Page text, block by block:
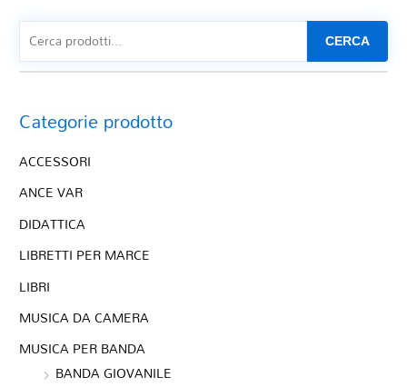
CERCA
Categorie prodotto
ACCESSORI
ANCE VAR
DIDATTICA
LIBRETTI PER MARCE
LIBRI
MUSICA DA CAMERA
MUSICA PER BANDA
BANDA GIOVANILE